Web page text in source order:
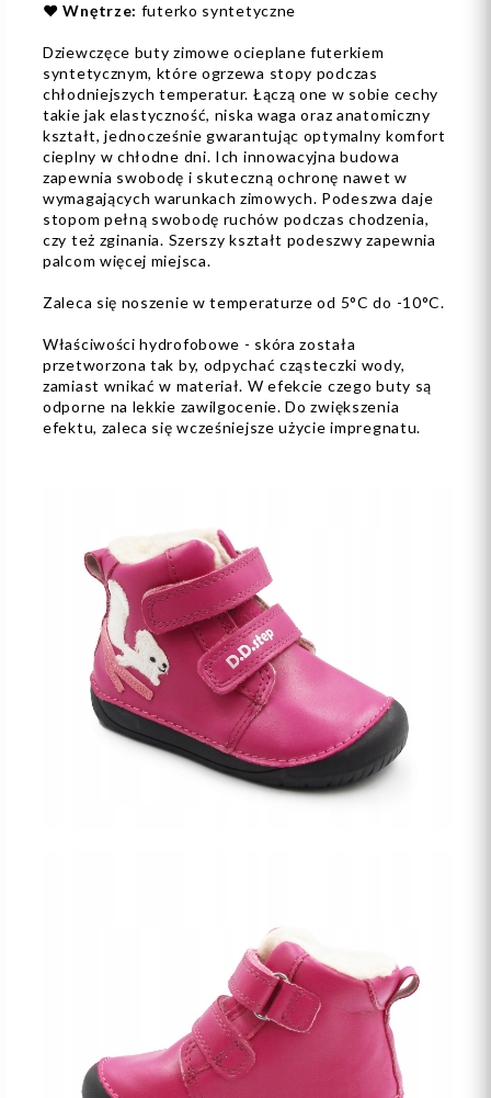
❤️Wnętrze: futerko syntetyczne
Dziewczęce buty zimowe ocieplane futerkiem
syntetycznym, które ogrzewa stopy podczas
chłodniejszych temperatur. Łączą one w sobie cechy
takie jak elastyczność, niska waga oraz anatomiczny
kształt, jednocześnie gwarantując optymalny komfort
cieplny w chłodne dni. Ich innowacyjna budowa
zapewnia swobodę i skuteczną ochronę nawet w
wymagających warunkach zimowych. Podeszwa daje
stopom pełną swobodę ruchów podczas chodzenia,
czy też zginania. Szerszy kształt podeszwy zapewnia
palcom więcej miejsca.
Zaleca się noszenie w temperaturze od 5°C do -10°C.
Właściwości hydrofobowe - skóra została
przetworzona tak by, odpychać cząsteczki wody,
zamiast wnikać w materiał. W efekcie czego buty są
odporne na lekkie zawilgocenie. Do zwiększenia
efektu, zaleca się wcześniejsze użycie impregnatu.